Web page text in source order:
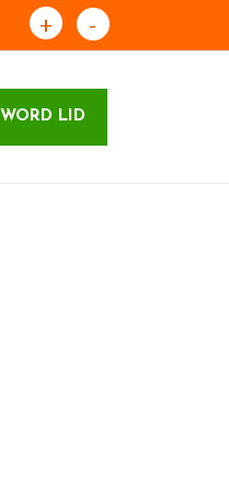
+ -
WORD LID